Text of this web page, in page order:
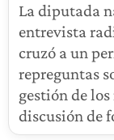
La diputada
entrevista
cruzó a un
repreguntas
gestión de
discusión de